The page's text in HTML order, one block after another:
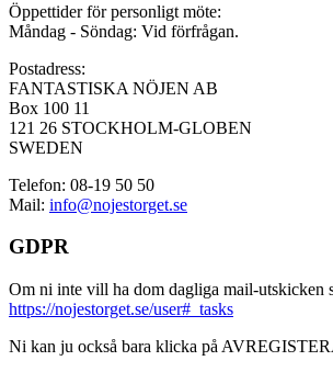
Öppettider för personligt möte:
Måndag - Söndag: Vid förfrågan.
Postadress:
FANTASTISKA NÖJEN AB
Box 100 11
121 26 STOCKHOLM-GLOBEN
SWEDEN
Telefon: 08-19 50 50
Mail: info@nojestorget.se
GDPR
Om ni inte vill ha dom dagliga mail-utskicken
https://nojestorget.se/user#_tasks
Ni kan ju också bara klicka på